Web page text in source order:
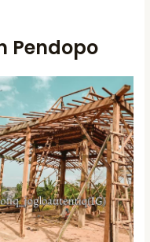
Pendopo